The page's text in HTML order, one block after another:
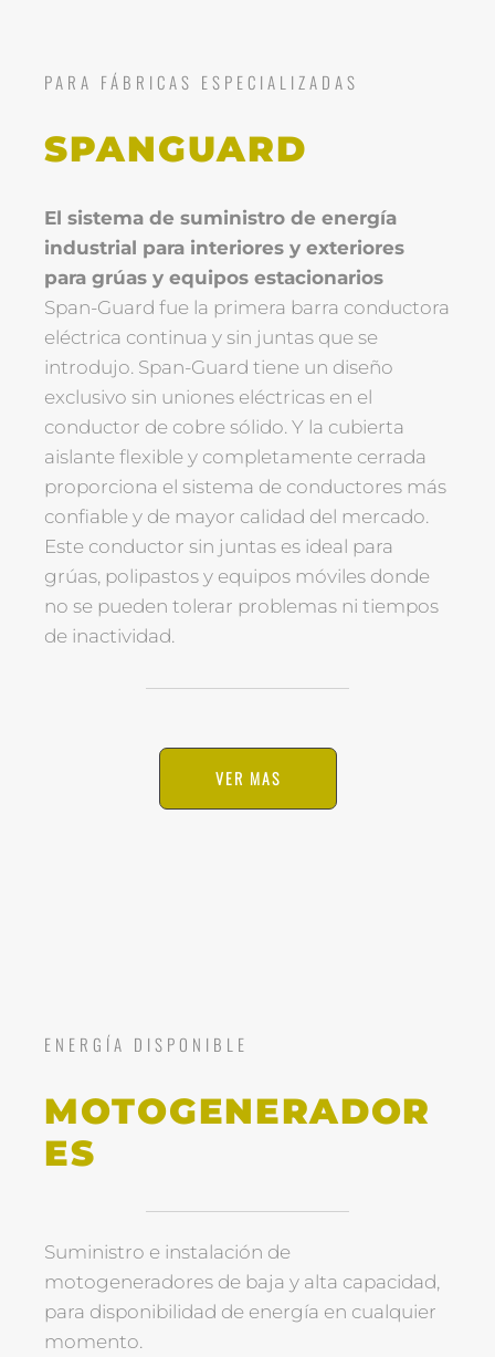
PARA FÁBRICAS ESPECIALIZADAS
SPANGUARD
El sistema de suministro de energía
industrial para interiores y exteriores
para grúas y equipos estacionarios
Span-Guard fue la primera barra conductora
eléctrica continua y sin juntas que se
introdujo. Span-Guard tiene un diseño
exclusivo sin uniones eléctricas en el
conductor de cobre sólido. Y la cubierta
aislante flexible y completamente cerrada
proporciona el sistema de conductores más
confiable y de mayor calidad del mercado.
Este conductor sin juntas es ideal para
grúas, polipastos y equipos móviles donde
no se pueden tolerar problemas ni tiempos
de inactividad.
VER MAS
ENERGÍA DISPONIBLE
MOTOGENERADOR
ES
Suministro e instalación de
motogeneradores de baja y alta capacidad,
para disponibilidad de energía en cualquier
momento.